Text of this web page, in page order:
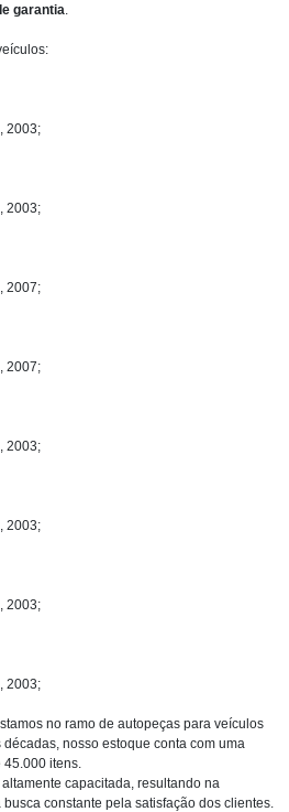
garantia
2003;
2003;
2007;
2007;
2003;
2003;
2003;
2003;
no ramo de autopeças para veículos
nosso estoque conta com uma
itens.
capacitada, resultando na
constante pela satisfação dos clientes.